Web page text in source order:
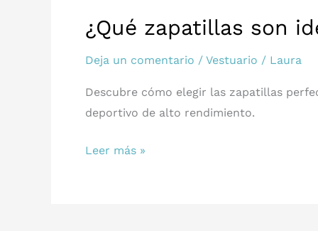
¿Qué zapatillas son
Deja un comentario / Vestuario / Laura
Descubre cómo elegir las zapatillas
deportivo de alto rendimiento.
¿Qué
Leer más »